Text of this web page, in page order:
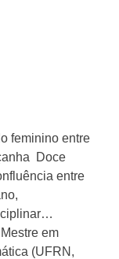
feminino entre
Doce
entre
em
(UFRN,